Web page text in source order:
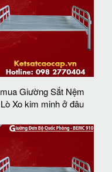
mua Giường Sắt Nệm
Lò Xo kim minh ở đâu